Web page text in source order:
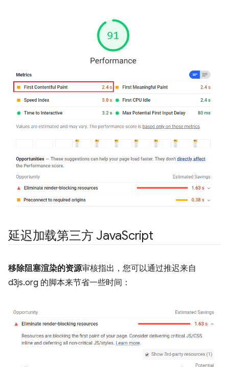
延迟加载第三方 JavaScript
移除阻塞渲染的资源审核指出，您可以通过推迟来自
d3js.org 的脚本来节省一些时间：